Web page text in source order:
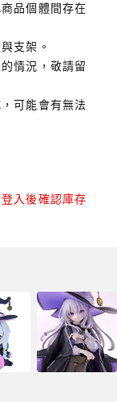
品個體間存在
支架。
情況，敬請留
可能會有無法
入後確認庫存